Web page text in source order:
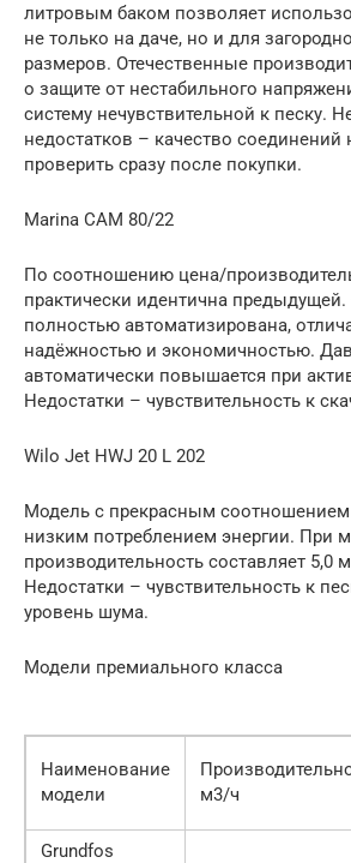
литровым баком позволяет
не только на даче, но и для
размеров. Отечественные
о защите от нестабильного
систему нечувствительной к песку.
недостатков – качество соединений
проверить сразу после покупки.
Marina CAM 80/22
По соотношению цена/
практически идентична
полностью автоматизирована,
надёжностью и экономичностью.
автоматически повышается при
Недостатки – чувствительность к
Wilo Jet HWJ 20 L 202
Модель с прекрасным соотношением
низким потреблением энергии. При
производительность составляет 5,0
Недостатки – чувствительность к
уровень шума.
Модели премиального класса
Наименование
модели
м3/ч
Grundfos